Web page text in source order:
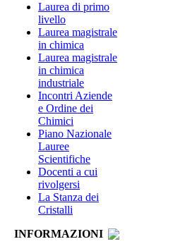
Laurea di primo
livello
Laurea magistrale
in chimica
Laurea magistrale
in chimica
industriale
Incontri Aziende
e Ordine dei
Chimici
Piano Nazionale
Lauree
Scientifiche
Docenti a cui
rivolgersi
La Stanza dei
Cristalli
INFORMAZIONI